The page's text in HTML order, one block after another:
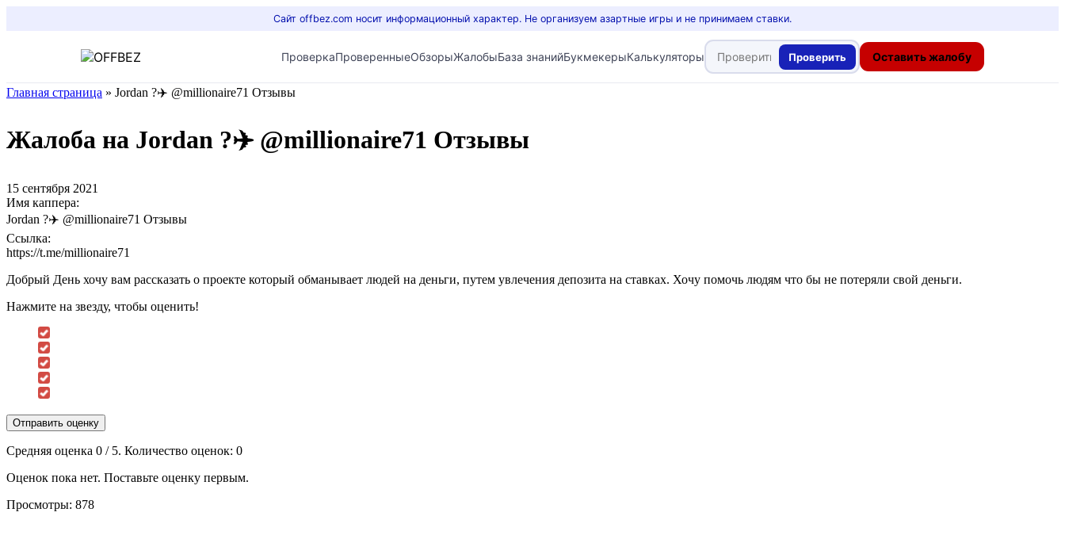
Сайт offbez.com носит информационный характер. Не организуем азартные игры и не принимаем ставки.
ПроверкаПроверенныеОбзорыЖалобыБаза знанийБукмекерыКалькуляторы Проверить Оставить жалобу
Главная страница » Jordan ?✈️ @millionaire71 Отзывы
Жалоба на Jordan ?✈️ @millionaire71 Отзывы
15 сентября 2021
Имя каппера:
Jordan ?✈️ @millionaire71 Отзывы
Ссылка:
https://t.me/millionaire71
Добрый День хочу вам рассказать о проекте который обманывает людей на деньги, путем увлечения депозита на ставках. Хочу помочь людям что бы не потеряли свой деньги.
Нажмите на звезду, чтобы оценить!
Отправить оценку
Средняя оценка 0 / 5. Количество оценок: 0
Оценок пока нет. Поставьте оценку первым.
Просмотры: 878